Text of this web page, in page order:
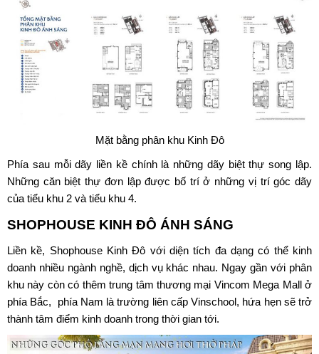
Mặt bằng phân khu Kinh Đô
Phía sau mỗi dãy liền kề chính là những dãy biệt thự song lập.
Những căn biệt thự đơn lập được bố trí ở những vị trí góc dãy
của tiểu khu 2 và tiểu khu 4.
SHOPHOUSE KINH ĐÔ ÁNH SÁNG
Liền kề, Shophouse Kinh Đô với diện tích đa dạng có thể kinh
doanh nhiều ngành nghề, dịch vụ khác nhau. Ngay gần với phân
khu này còn có thêm trung tâm thương mại Vincom Mega Mall ở
phía Bắc, phía Nam là trường liên cấp Vinschool, hứa hẹn sẽ trở
thành tâm điểm kinh doanh trong thời gian tới.